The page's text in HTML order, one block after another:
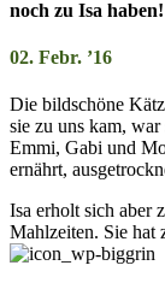
noch zu Isa haben!
02. Febr. ’16
Die bildschöne
sie zu uns kam,
Emmi, Gabi und
er­nährt,
Isa erholt sich aber
Mahl­zei­ten. Sie hat